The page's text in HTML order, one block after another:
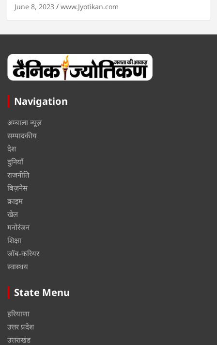
June 8, 2023 www.Jyotikan.com
Navigation
अम्बाला न्यूज़
सम्पादकीय
देश
दुनियाँ
राजनीति
बिज़नेस
क्राइम
खेल
मनोरंजन
शिक्षा
जॉब-करियर
स्वास्थय
State Menu
हरियाणा
उत्तर प्रदेश
उत्तराखंड